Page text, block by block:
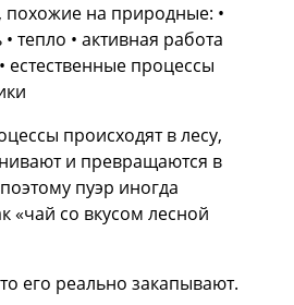
похожие на природные: •
тепло • активная работа
естественные процессы
происходят в лесу,
и превращаются в
пуэр иногда
«чай со вкусом лесной
его реально закапывают.